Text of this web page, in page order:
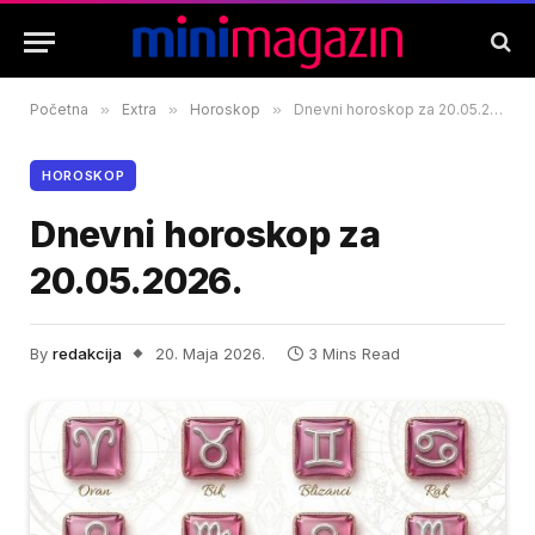
Početna » Extra » Horoskop » Dnevni horoskop za 20.05.2026.
HOROSKOP
Dnevni horoskop za
20.05.2026.
By redakcija 20. Maja 2026. 3 Mins Read